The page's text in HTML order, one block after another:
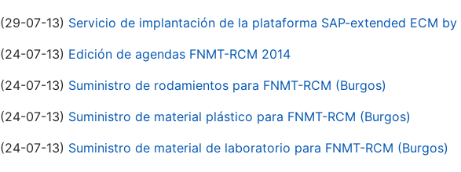
(29-07-13) Servicio de implantación de la plataforma SAP-extended ECM by
(24-07-13) Edición de agendas FNMT-RCM 2014
(24-07-13) Suministro de rodamientos para FNMT-RCM (Burgos)
(24-07-13) Suministro de material plástico para FNMT-RCM (Burgos)
(24-07-13) Suministro de material de laboratorio para FNMT-RCM (Burgos)